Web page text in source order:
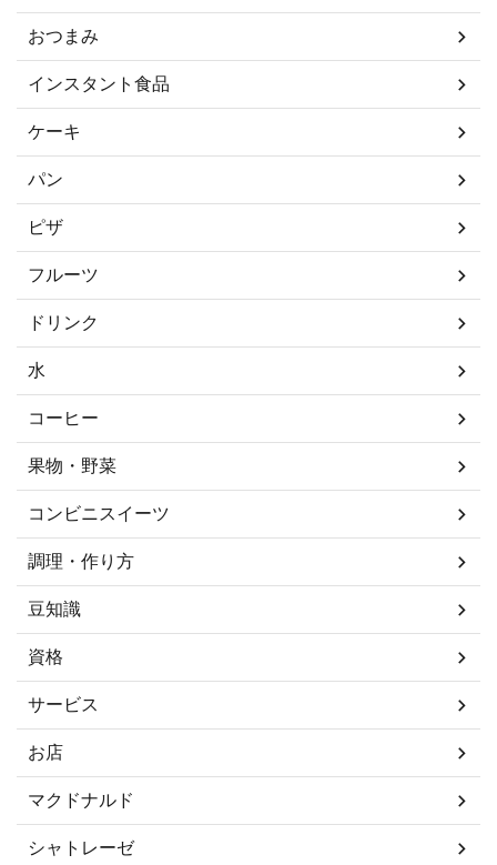
おつまみ
インスタント食品
ケーキ
パン
ピザ
フルーツ
ドリンク
水
コーヒー
果物・野菜
コンビニスイーツ
調理・作り方
豆知識
資格
サービス
お店
マクドナルド
シャトレーゼ